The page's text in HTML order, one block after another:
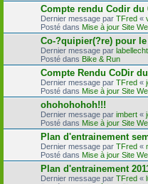
Compte rendu Codir du
Dernier message par TFred «
Posté dans Mise à jour Site
Co-?quipier(?re) pour
Dernier message par
Posté dans Bike & Run
Compte Rendu CoDir
Dernier message par TFred «
Posté dans Mise à jour Site
ohohohohoh!!!
Dernier message par imbert «
Posté dans Mise à jour Site
Plan d'entrainement
Dernier message par TFred «
Posté dans Mise à jour Site
Plan d'entrainement
Dernier message par TFred «